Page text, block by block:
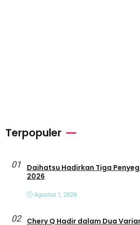
Terpopuler
01
Daihatsu Hadirkan Tiga Penyegaran Baru di GIIAS
2026
Agustus 1, 2026
02
Chery Q Hadir dalam Dua